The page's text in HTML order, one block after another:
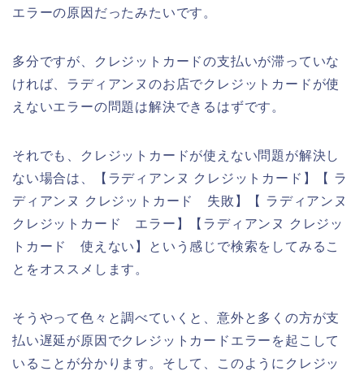
エラーの原因だったみたいです。
多分ですが、クレジットカードの支払いが滞っていな
ければ、ラディアンヌのお店でクレジットカードが使
えないエラーの問題は解決できるはずです。
それでも、クレジットカードが使えない問題が解決し
ない場合は、【ラディアンヌ クレジットカード】【 ラ
ディアンヌ クレジットカード 失敗】【 ラディアンヌ
クレジットカード エラー】【ラディアンヌ クレジッ
トカード 使えない】という感じで検索をしてみるこ
とをオススメします。
そうやって色々と調べていくと、意外と多くの方が支
払い遅延が原因でクレジットカードエラーを起こして
いることが分かります。そして、このようにクレジッ